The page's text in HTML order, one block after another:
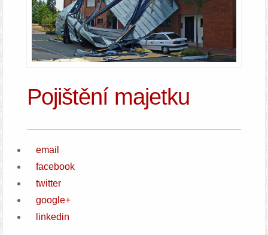
Pojištění majetku
email
facebook
twitter
google+
linkedin